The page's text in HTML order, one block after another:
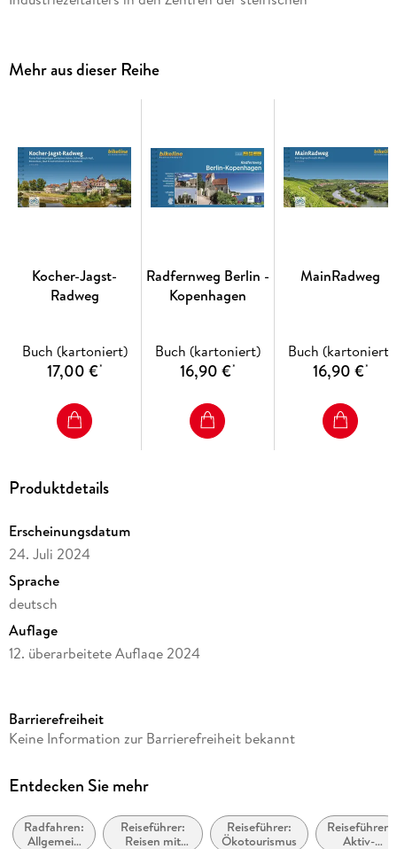
entgegen. Hiernach breitet sich die Mur in der weiten Ebene
aus, um alsbald durch das Hügelland zwischen dem Naturpark
der Parktherme verwöhnen lassen, bevor Sie ins Nachbarland
Slowenien eintauchen, das Sie mit Ruhe und Beschaulichkeit
empfängt. Mit dem Grenzübertritt nach Kroatien verlieren
Sie die Mur einstweilig aus den Augen, dafür können Sie in
Mehr aus dieser Reihe
Kocher-Jagst-
Radweg
Buch (kartoniert)
17,00 €*
Radfernweg Berlin -
Kopenhagen
Buch (kartoniert)
16,90 €*
MainRadweg
Buch (kartoniert)
16,90 €*
Produktdetails
Erscheinungsdatum
24. Juli 2024
Sprache
deutsch
Auflage
12. überarbeitete Auflage 2024
Reihe
Herausgegeben von
Verlag/Hersteller
Barrierefreiheit
Keine Information zur Barrierefreiheit bekannt
Entdecken Sie mehr
Radfahren:
Allgemein
Reiseführer:
Reisen mit
Reiseführer:
Ökotourismus
Reiseführer:
Aktiv-